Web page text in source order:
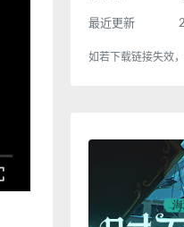
最近更新
如若下载链接失效